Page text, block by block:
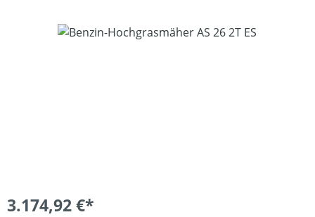
Bildergalerie überspringen
3.174,92 €*